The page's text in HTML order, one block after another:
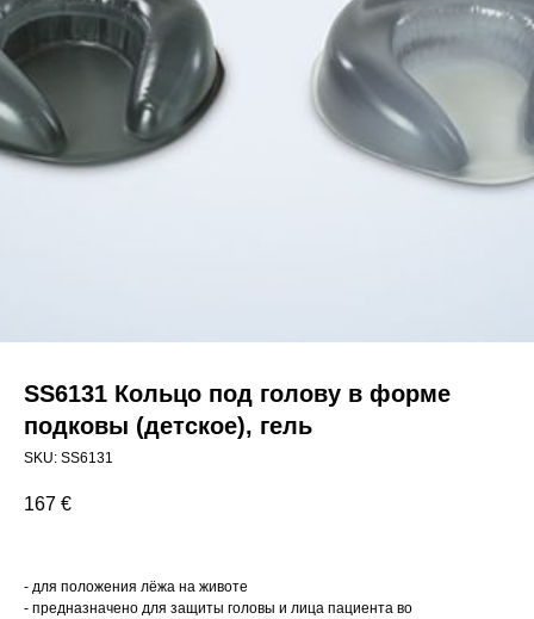
SS6131 Кольцо под голову в форме
подковы (детское), гель
SKU: SS6131
167 €
- для положения лёжа на животе
- предназначено для защиты головы и лица пациента во